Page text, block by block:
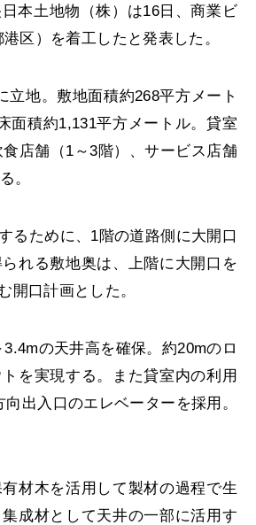
本土地物（株）は16日、商業ビ
区）を着工したと発表した。
地。敷地面積約268平方メート
面積約1,131平方メートル。貸室
店舗（1～3階）、サービス店舗
。
るために、1階の道路側に大開口
れる敷地奥は、上階に大開口を
開口計画とした。
の天井高を確保。約20mのロ
を実現する。また貸室内の利用
出入口のエレベーターを採用。
材木を活用して製材の過程で生
成材として天井の一部に活用す